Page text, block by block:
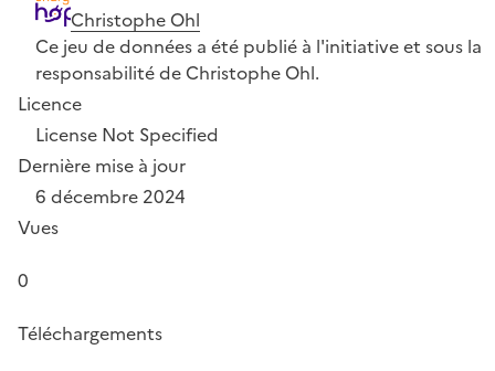
Christophe Ohl
Ce jeu de données a été publié à l'initiative et sous la
responsabilité de Christophe Ohl.
Licence
License Not Specified
Dernière mise à jour
6 décembre 2024
Vues
0
Téléchargements